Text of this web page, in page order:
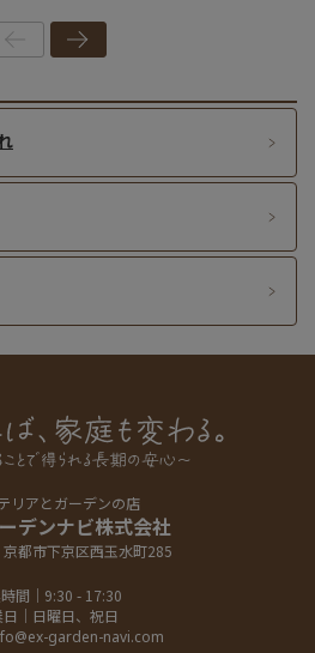
リアとガーデンの店
デンナビ株式会社
都市下京区西玉水町285
間｜9:30 - 17:30
｜日曜日、祝日
garden-navi.com